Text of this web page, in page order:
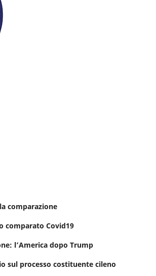
comparazione
comparato Covid19
l’America dopo Trump
sul processo costituente cileno